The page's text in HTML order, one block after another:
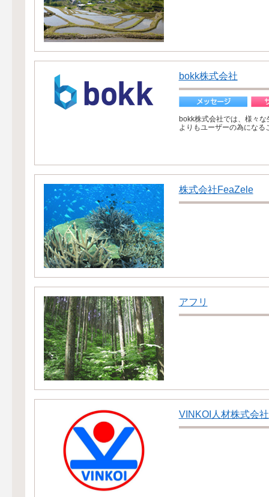
bokk株式会社
bokk株式会社では、様々
よりもユーザーの為になる
株式会社FeaZele
アフリ
VINKOI人材株式会社